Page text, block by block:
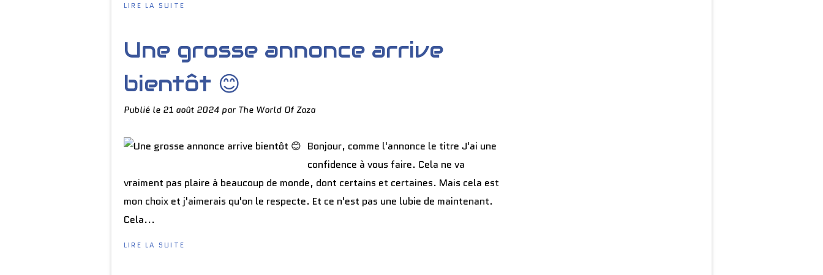
LIRE LA SUITE
Une grosse annonce arrive
bientôt 😊
Publié le 21 août 2024 par The World Of Zaza
Bonjour, comme l'annonce le titre J'ai une
confidence à vous faire. Cela ne va
vraiment pas plaire à beaucoup de monde, dont certains et certaines. Mais cela est
mon choix et j'aimerais qu'on le respecte. Et ce n'est pas une lubie de maintenant.
Cela...
LIRE LA SUITE